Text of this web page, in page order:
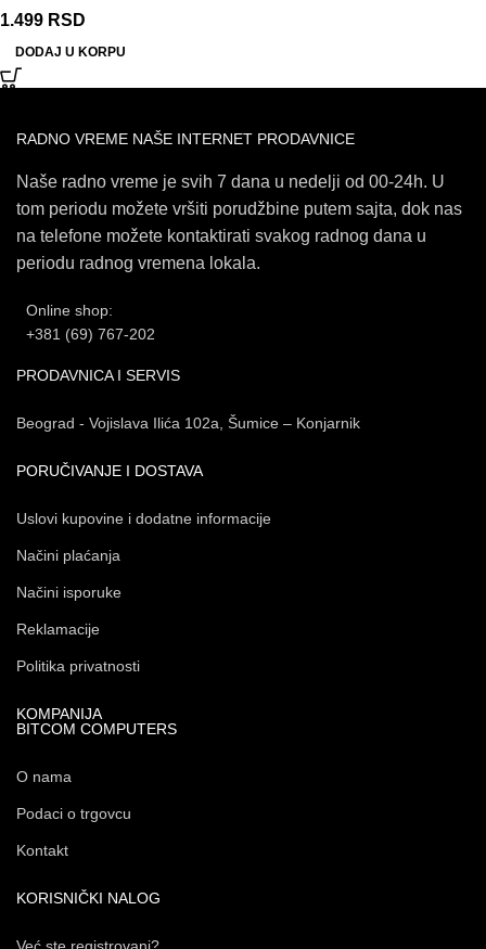
1.499 RSD
DODAJ U KORPU
RADNO VREME NAŠE INTERNET PRODAVNICE
Naše radno vreme je svih 7 dana u nedelji od 00-24h. U
tom periodu možete vršiti porudžbine putem sajta, dok nas
na telefone možete kontaktirati svakog radnog dana u
periodu radnog vremena lokala.
Online shop:
+381 (69) 767-202
PRODAVNICA I SERVIS
Beograd - Vojislava Ilića 102a, Šumice – Konjarnik
PORUČIVANJE I DOSTAVA
Uslovi kupovine i dodatne informacije
Načini plaćanja
Načini isporuke
Reklamacije
Politika privatnosti
KOMPANIJA
BITCOM COMPUTERS
O nama
Podaci o trgovcu
Kontakt
KORISNIČKI NALOG